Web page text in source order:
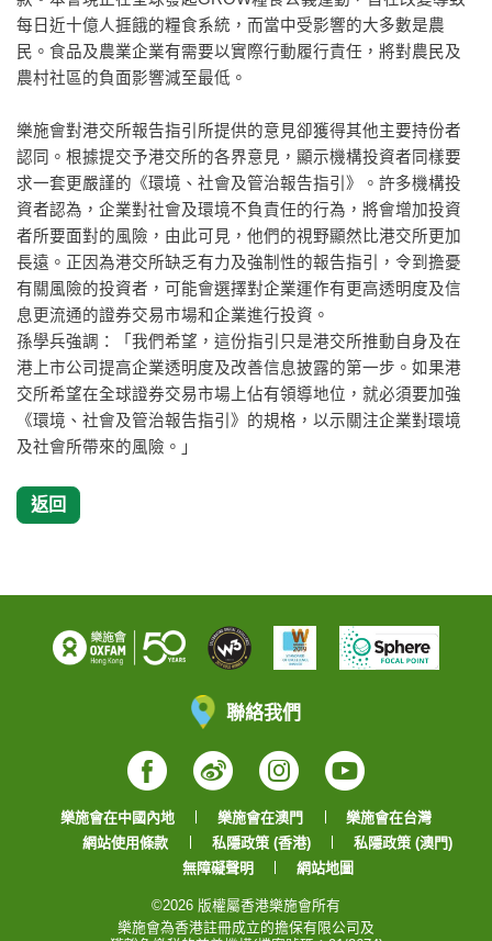
每日近十億人捱餓的糧食系統，而當中受影響的大多數是農
民。食品及農業企業有需要以實際行動履行責任，將對農民及
農村社區的負面影響減至最低。
樂施會對港交所報告指引所提供的意見卻獲得其他主要持份者
認同。根據提交予港交所的各界意見，顯示機構投資者同樣要
求一套更嚴謹的《環境、社會及管治報告指引》。許多機構投
資者認為，企業對社會及環境不負責任的行為，將會增加投資
者所要面對的風險，由此可見，他們的視野顯然比港交所更加
長遠。正因為港交所缺乏有力及強制性的報告指引，令到擔憂
有關風險的投資者，可能會選擇對企業運作有更高透明度及信
息更流通的證券交易市場和企業進行投資。
孫學兵強調：「我們希望，這份指引只是港交所推動自身及在
港上市公司提高企業透明度及改善信息披露的第一步。如果港
交所希望在全球證券交易市場上佔有領導地位，就必須要加強
《環境、社會及管治報告指引》的規格，以示關注企業對環境
及社會所帶來的風險。」
返回
聯絡我們
Facebook
WeiboInstagram
YouTube
樂施會在中國內地 樂施會在澳門
樂施會在台灣
網站使用條款
私隱政策 (香港)
私隱政策 (澳門)
無障礙聲明
網站地圖
©2026 版權屬香港樂施會所有
樂施會為香港註冊成立的擔保有限公司及